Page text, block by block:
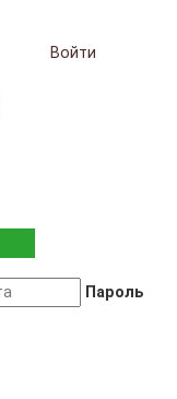
Войти
Пароль